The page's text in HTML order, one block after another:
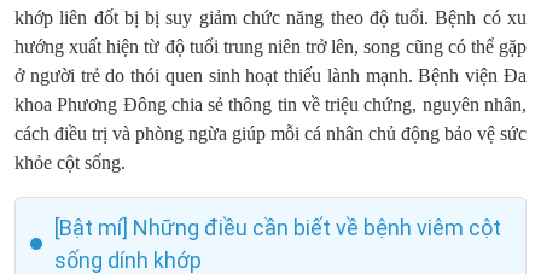
khớp liên đốt bị bị suy giảm chức năng theo độ tuổi. Bệnh có xu
hướng xuất hiện từ độ tuổi trung niên trở lên, song cũng có thể gặp
ở người trẻ do thói quen sinh hoạt thiếu lành mạnh. Bệnh viện Đa
khoa Phương Đông chia sẻ thông tin về triệu chứng, nguyên nhân,
cách điều trị và phòng ngừa giúp mỗi cá nhân chủ động bảo vệ sức
khỏe cột sống.
[Bật mí] Những điều cần biết về bệnh viêm cột
sống dính khớp